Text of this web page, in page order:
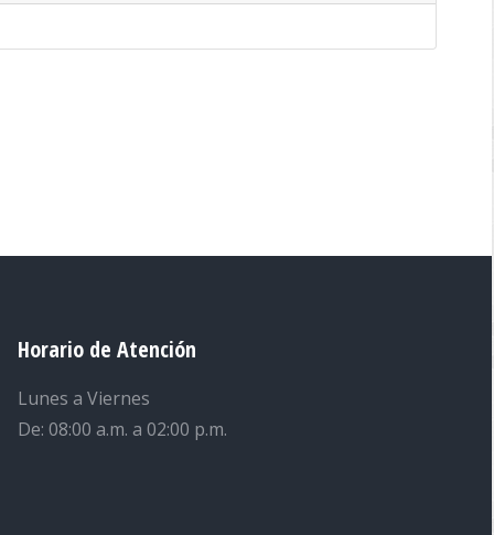
Horario de Atención
Lunes a Viernes
De: 08:00 a.m. a 02:00 p.m.